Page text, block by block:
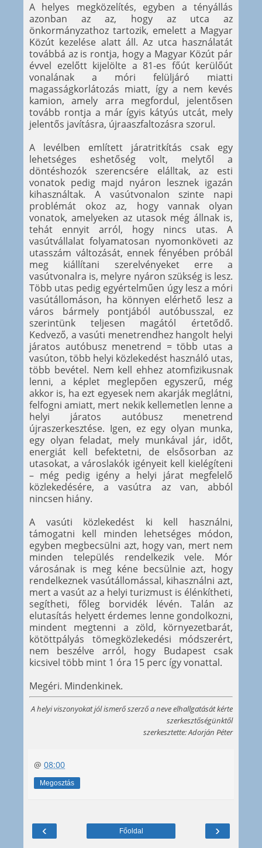
A helyes megközelítés, egyben a tényállás
azonban az az, hogy az utca az
önkormányzathoz tartozik, emelett a Magyar
Közút kezelése alatt áll. Az utca használatát
továbbá az is rontja, hogy a Magyar Közút pár
évvel ezelőtt kijelölte a 81-es főút kerülőút
vonalának a móri felüljáró miatti
magasságkorlátozás miatt, így a nem kevés
kamion, amely arra megfordul, jelentősen
tovább rontja a már ígyis kátyús utcát, mely
jelentős javításra, újraaszfaltozásra szorul.
A levélben említett járatritkítás csak egy
lehetséges eshetőség volt, melytől a
döntéshozók szerencsére elálltak, az esti
vonatok pedig majd nyáron lesznek igazán
kihasználtak. A vasútvonalon szinte napi
problémát okoz az, hogy vannak olyan
vonatok, amelyeken az utasok még állnak is,
tehát ennyit arról, hogy nincs utas. A
vasútvállalat folyamatosan nyomonköveti az
utasszám változását, ennek fényében próbál
meg kiállítani szerelvényeket erre a
vasútvonalra is, melyre nyáron szükség is lesz.
Több utas pedig egyértelműen úgy lesz a móri
vasútállomáson, ha könnyen elérhető lesz a
város bármely pontjából autóbusszal, ez
szerintünk teljesen magától értetődő.
Kedvező, a vasúti menetrendhez hangolt helyi
járatos autóbusz menetrend = több utas a
vasúton, több helyi közlekedést használó utas,
több bevétel. Nem kell ehhez atomfizikusnak
lenni, a képlet meglepően egyszerű, még
akkor is, ha ezt egyesek nem akarják meglátni,
felfogni amiatt, mert nekik kellemetlen lenne a
helyi járatos autóbusz menetrend
újraszerkesztése. Igen, ez egy olyan munka,
egy olyan feladat, mely munkával jár, időt,
energiát kell befektetni, de elsősorban az
utasokat, a városlakók igényeit kell kielégíteni
– még pedig igény a helyi járat megfelelő
közlekedésére, a vasútra az van, abból
nincsen hiány.
A vasúti közlekedést ki kell használni,
támogatni kell minden lehetséges módon,
egyben megbecsülni azt, hogy van, mert nem
minden település rendelkezik vele. Mór
városának is meg kéne becsülnie azt, hogy
rendelkeznek vasútállomással, kihasználni azt,
mert a vasút az a helyi turizmust is élénkítheti,
segítheti, főleg borvidék lévén. Talán az
elutasítás helyett érdemes lenne gondolkozni,
mindent megtenni a zöld, környezetbarát,
kötöttpályás tömegközlekedési módszerért,
nem beszélve arról, hogy Budapest csak
kicsivel több mint 1 óra 15 perc így vonattal.
Megéri. Mindenkinek.
A helyi viszonyokat jól ismerő szerző a neve elhallgatását kérte
szerkesztőségünktől
szerkesztette: Adorján Péter
@ 08:00
Megosztás
‹ ›
Főoldal